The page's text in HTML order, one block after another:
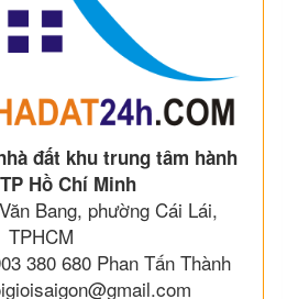
đất khu trung tâm hành
Hồ Chí Minh
Bang, phường Cái Lái,
TPHCM
380 680 Phan Tấn Thành